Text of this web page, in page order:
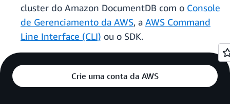
cluster do Amazon DocumentDB com o Console
de Gerenciamento da AWS, a AWS Command
Line Interface (CLI) ou o SDK.
Crie uma conta da AWS